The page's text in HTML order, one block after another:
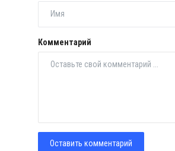
Комментарий
Оставить комментарий